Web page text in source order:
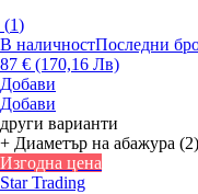
(1)
В наличностПоследни
87 € (170,16 Лв)
Добави
Добави
други варианти
+ Диаметър на абажура (2)
Изгодна цена
Star Trading